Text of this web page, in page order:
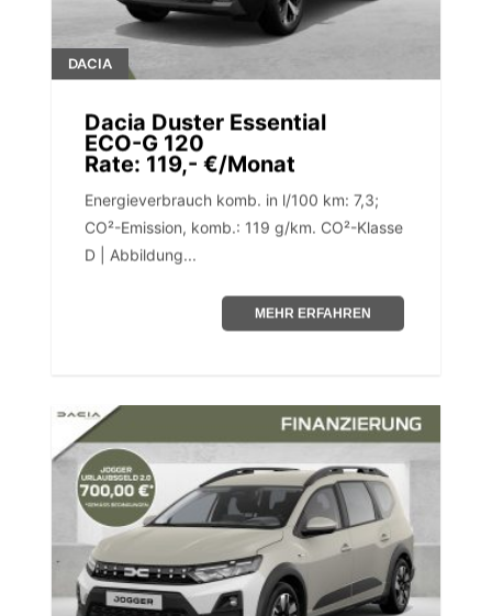
DACIA
Dacia Duster Essential
ECO-G 120
Rate: 119,- €/Monat
Energieverbrauch komb. in l/100 km: 7,3;
CO²-Emission, komb.: 119 g/km. CO²-Klasse
D | Abbildung...
MEHR ERFAHREN